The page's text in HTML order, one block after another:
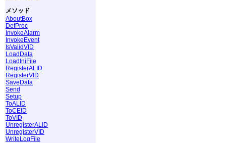
メソッド
AboutBox
DefProc
InvokeAlarm
InvokeEvent
IsValidVID
LoadData
LoadIniFile
RegisterALID
RegisterVID
SaveData
Send
Setup
ToALID
ToCEID
ToVID
UnregisterALID
UnregisterVID
WriteLogFile